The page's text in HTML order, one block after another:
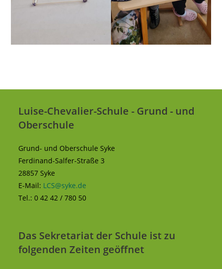
Luise-Chevalier-Schule - Grund - und
Oberschule
Grund- und Oberschule Syke
Ferdinand-Salfer-Straße 3
28857 Syke
E-Mail: LCS@syke.de
Tel.: 0 42 42 / 780 50
Das Sekretariat der Schule ist zu
folgenden Zeiten geöffnet